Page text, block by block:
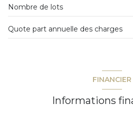
ascenseur
Nombre de lots
Quote part annuelle des charges
FINANCIER
Informations